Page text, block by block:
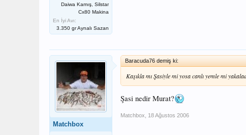
Daiwa Kamış, Silstar
Cx80 Makina
En İyi Avı:
3.350 gr Aynalı Sazan
Matchbox
Baracuda76 demiş ki:
Kaşıkla mı Şasiyle mi yosa canlı yemle mi
Şasi nedir Murat?
Matchbox 18 Ağustos 2006